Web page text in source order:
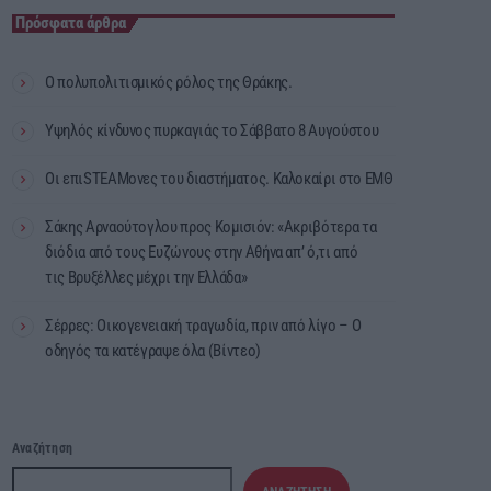
Πρόσφατα άρθρα
Ο πολυπολιτισμικός ρόλος της Θράκης.
Υψηλός κίνδυνος πυρκαγιάς το Σάββατο 8 Αυγούστου
Οι επιSTEAMονες του διαστήματος. Καλοκαίρι στο ΕΜΘ
Σάκης Αρναούτογλου προς Κομισιόν: «Ακριβότερα τα
διόδια από τους Ευζώνους στην Αθήνα απ’ ό,τι από
τις Βρυξέλλες μέχρι την Ελλάδα»
Σέρρες: Οικογενειακή τραγωδία, πριν από λίγο – Ο
οδηγός τα κατέγραψε όλα (Βίντεο)
Αναζήτηση